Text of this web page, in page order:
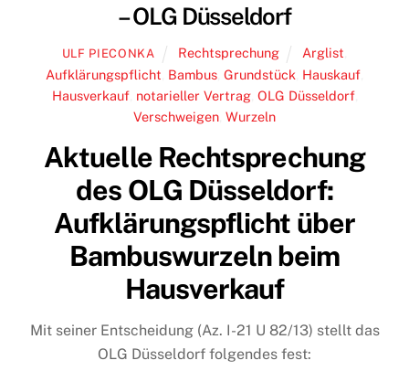
– OLG Düsseldorf
ULF PIECONKA Rechtsprechung Arglist
Aufklärungspflicht Bambus Grundstück Hauskauf
Hausverkauf, notarieller Vertrag, OLG Düsseldorf,
Verschweigen Wurzeln
Aktuelle Rechtsprechung
des OLG Düsseldorf:
Aufklärungspflicht über
Bambuswurzeln beim
Hausverkauf
Mit seiner Entscheidung (Az. I-21 U 82/13) stellt das
OLG Düsseldorf folgendes fest: